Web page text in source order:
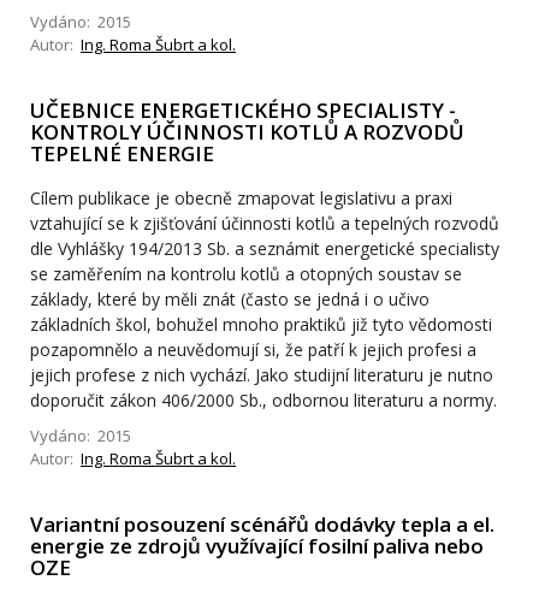
Vydáno: 2015
Autor: Ing. Roma Šubrt a kol.
UČEBNICE ENERGETICKÉHO SPECIALISTY -
KONTROLY ÚČINNOSTI KOTLŮ A ROZVODŮ
TEPELNÉ ENERGIE
Cílem publikace je obecně zmapovat legislativu a praxi
vztahující se k zjišťování účinnosti kotlů a tepelných rozvodů
dle Vyhlášky 194/2013 Sb. a seznámit energetické specialisty
se zaměřením na kontrolu kotlů a otopných soustav se
základy, které by měli znát (často se jedná i o učivo
základních škol, bohužel mnoho praktiků již tyto vědomosti
pozapomnělo a neuvědomují si, že patří k jejich profesi a
jejich profese z nich vychází. Jako studijní literaturu je nutno
doporučit zákon 406/2000 Sb., odbornou literaturu a normy.
Vydáno: 2015
Autor: Ing. Roma Šubrt a kol.
Variantní posouzení scénářů dodávky tepla a el.
energie ze zdrojů využívající fosilní paliva nebo
OZE